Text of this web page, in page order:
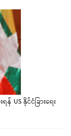
US နိုင်ငံခြားရေး